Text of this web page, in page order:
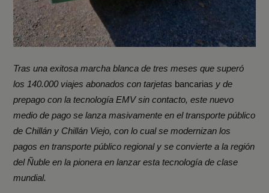
Tras una exitosa marcha blanca de tres meses que superó
los 140.000 viajes abonados con tarjetas bancarias y de
prepago con la tecnología EMV sin contacto, este nuevo
medio de pago se lanza masivamente en el transporte público
de Chillán y Chillán Viejo, con lo cual se modernizan los
pagos en transporte público regional y se convierte a la región
del Ñuble en la pionera en lanzar esta tecnología de clase
mundial.